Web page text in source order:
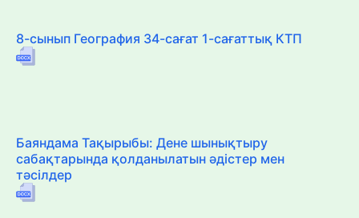
8-сынып География 34-сағат 1-сағаттық КТП
Баяндама Тақырыбы: Дене шынықтыру
сабақтарында қолданылатын әдістер мен
тәсілдер